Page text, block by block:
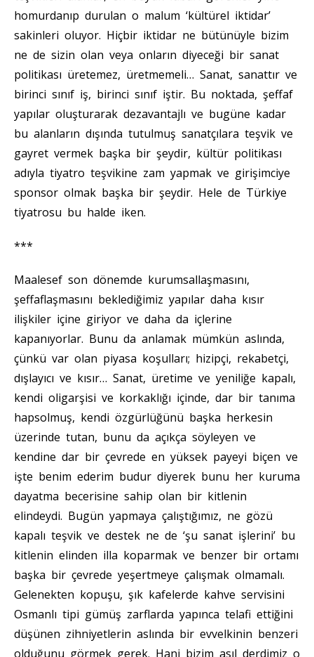
homurdanıp durulan o malum ‘kültürel iktidar’
sakinleri oluyor. Hiçbir iktidar ne bütünüyle bizim
ne de sizin olan veya onların diyeceği bir sanat
politikası üretemez, üretmemeli… Sanat, sanattır ve
birinci sınıf iş, birinci sınıf iştir. Bu noktada, şeffaf
yapılar oluşturarak dezavantajlı ve bugüne kadar
bu alanların dışında tutulmuş sanatçılara teşvik ve
gayret vermek başka bir şeydir, kültür politikası
adıyla tiyatro teşvikine zam yapmak ve girişimciye
sponsor olmak başka bir şeydir. Hele de Türkiye
tiyatrosu bu halde iken.
***
Maalesef son dönemde kurumsallaşmasını,
şeffaflaşmasını beklediğimiz yapılar daha kısır
ilişkiler içine giriyor ve daha da içlerine
kapanıyorlar. Bunu da anlamak mümkün aslında,
çünkü var olan piyasa koşulları; hizipçi, rekabetçi,
dışlayıcı ve kısır… Sanat, üretime ve yeniliğe kapalı,
kendi oligarşisi ve korkaklığı içinde, dar bir tanıma
hapsolmuş, kendi özgürlüğünü başka herkesin
üzerinde tutan, bunu da açıkça söyleyen ve
kendine dar bir çevrede en yüksek payeyi biçen ve
işte benim ederim budur diyerek bunu her kuruma
dayatma becerisine sahip olan bir kitlenin
elindeydi. Bugün yapmaya çalıştığımız, ne gözü
kapalı teşvik ve destek ne de ‘şu sanat işlerini’ bu
kitlenin elinden illa koparmak ve benzer bir ortamı
başka bir çevrede yeşertmeye çalışmak olmamalı.
Gelenekten kopuşu, şık kafelerde kahve servisini
Osmanlı tipi gümüş zarflarda yapınca telafi ettiğini
düşünen zihniyetlerin aslında bir evvelkinin benzeri
olduğunu görmek gerek. Hani bizim asıl derdimiz o